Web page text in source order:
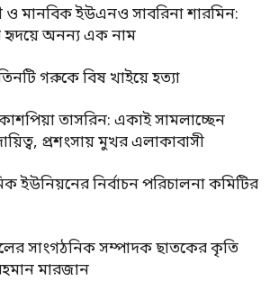
ও মানবিক ইউএনও সাবরিনা শারমিন:
হৃদয়ে অনন্য এক নাম
গরুকে বিষ খাইয়ে হত্যা
তাসরিন: একাই সামলাচ্ছেন
প্রশংসায় মুখর এলাকাবাসী
ইউনিয়নের নির্বাচন পরিচালনা কমিটির
সাংগঠনিক সম্পাদক ছাতকের কৃতি
মারজান